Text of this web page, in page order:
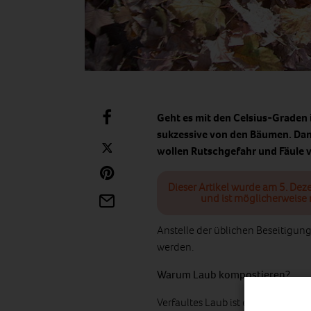
Geht es mit den Celsius-
sukzessive von den Bäumen.
wollen Rutschgefahr und Fäule
Dieser Artikel wurde am 5.
und ist
Anstelle der üblichen
werden.
Warum Laub kompostieren?
Verfaultes Laub ist ein